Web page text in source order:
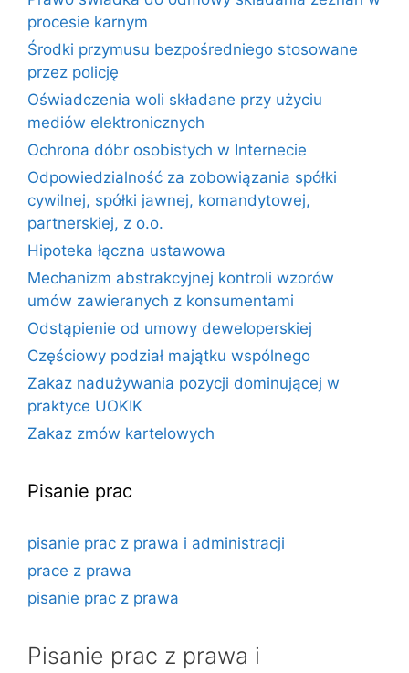
procesie karnym
Środki przymusu bezpośredniego stosowane
przez policję
Oświadczenia woli składane przy użyciu
mediów elektronicznych
Ochrona dóbr osobistych w Internecie
Odpowiedzialność za zobowiązania spółki
cywilnej, spółki jawnej, komandytowej,
partnerskiej, z o.o.
Hipoteka łączna ustawowa
Mechanizm abstrakcyjnej kontroli wzorów
umów zawieranych z konsumentami
Odstąpienie od umowy deweloperskiej
Częściowy podział majątku wspólnego
Zakaz nadużywania pozycji dominującej w
praktyce UOKIK
Zakaz zmów kartelowych
Pisanie prac
pisanie prac z prawa i administracji
prace z prawa
pisanie prac z prawa
Pisanie prac z prawa i